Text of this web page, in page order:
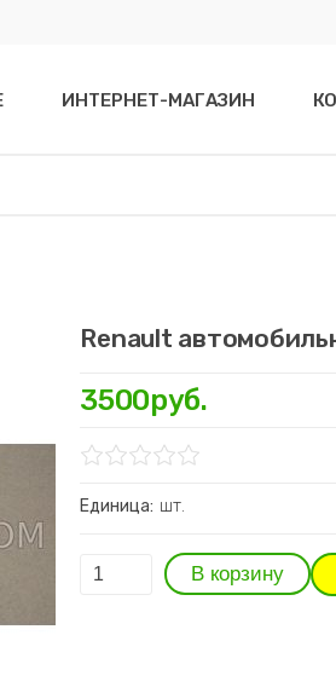
ИНТЕРНЕТ-МАГАЗИН
Renault
3500руб.
Единица: шт.